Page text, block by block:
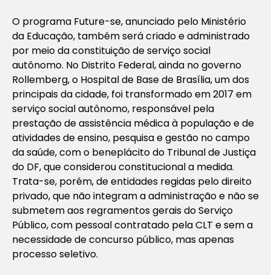
O programa Future-se, anunciado pelo Ministério
da Educação, também será criado e administrado
por meio da constituição de serviço social
autônomo. No Distrito Federal, ainda no governo
Rollemberg, o Hospital de Base de Brasília, um dos
principais da cidade, foi transformado em 2017 em
serviço social autônomo, responsável pela
prestação de assistência médica à população e de
atividades de ensino, pesquisa e gestão no campo
da saúde, com o beneplácito do Tribunal de Justiça
do DF, que considerou constitucional a medida.
Trata-se, porém, de entidades regidas pelo direito
privado, que não integram a administração e não se
submetem aos regramentos gerais do Serviço
Público, com pessoal contratado pela CLT e sem a
necessidade de concurso público, mas apenas
processo seletivo.